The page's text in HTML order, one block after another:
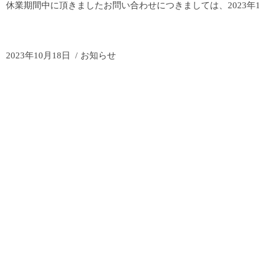
休業期間中に頂きましたお問い合わせにつきましては、2023年
2023年10月18日 お知らせ